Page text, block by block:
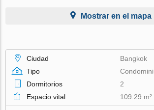
Mostrar en el mapa
Ciudad
Bangkok
Tipo
Dormitorios
2
Espacio vital
109.29 m²